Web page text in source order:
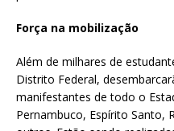
Força na mobilização
Além de milhares de
Distrito Federal,
manifestantes de todo o
Pernambuco, Espírito Santo,